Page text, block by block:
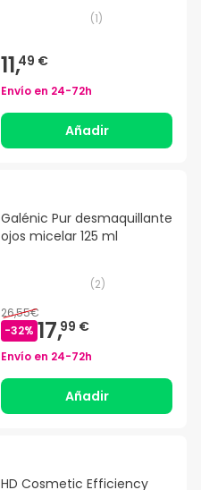
(1)
11,49 €
Envío en 24-72h
Añadir
Galénic Pur desmaquillante
ojos micelar 125 ml
(2)
26,55€
-32% 17,99 €
Envío en 24-72h
Añadir
HD Cosmetic Efficiency